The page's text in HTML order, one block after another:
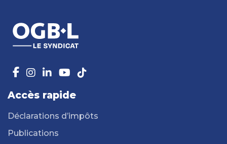
Accès rapide
Déclarations d’impôts
Publications